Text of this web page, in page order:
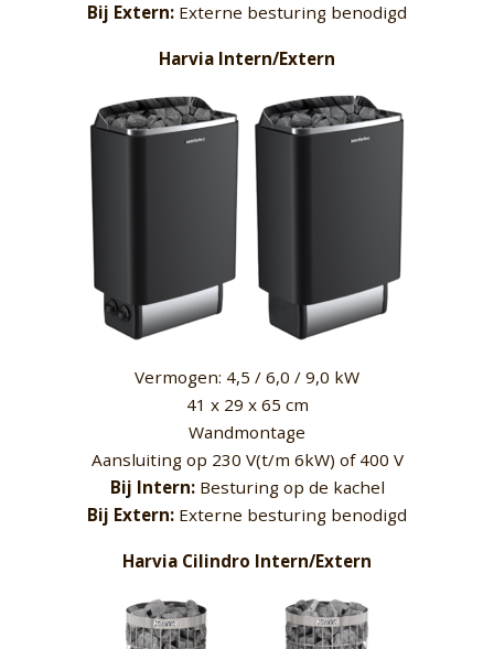
Bij Extern: Externe besturing benodigd
Harvia Intern/Extern
Vermogen: 4,5 / 6,0 / 9,0 kW
41 x 29 x 65 cm
Wandmontage
Aansluiting op 230 V(t/m 6kW) of 400 V
Bij Intern:Besturing op de kachel
Bij Extern: Externe besturing benodigd
Harvia Cilindro Intern/Extern